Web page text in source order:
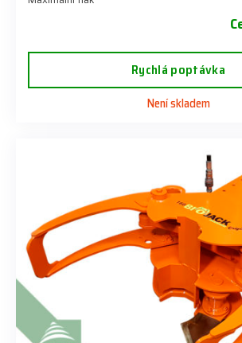
Rychlá poptávka
Není skladem